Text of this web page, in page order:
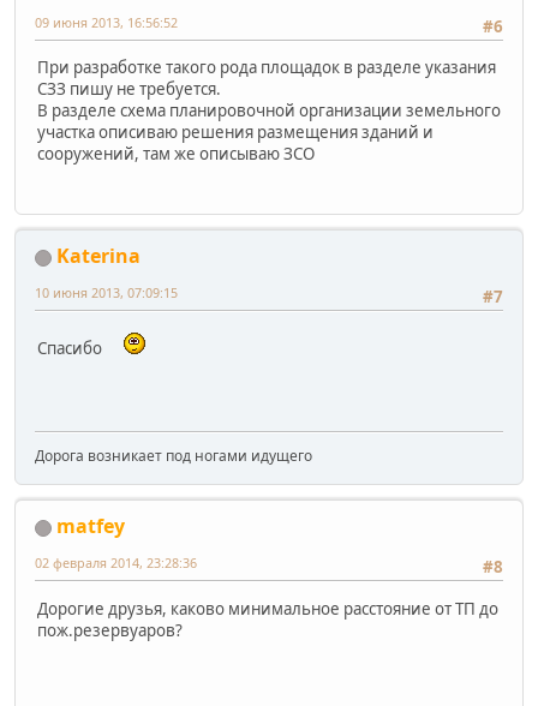
#6
09 июня 2013, 16:56:52
При разработке такого рода площадок в разделе указания
СЗЗ пишу не требуется.
В разделе схема планировочной организации земельного
участка описиваю решения размещения зданий и
сооружений, там же описываю ЗСО
Katerina
#7
10 июня 2013, 07:09:15
Спасибо
Дорога возникает под ногами идущего
matfey
#8
02 февраля 2014, 23:28:36
Дорогие друзья, каково минимальное расстояние от ТП до
пож.резервуаров?